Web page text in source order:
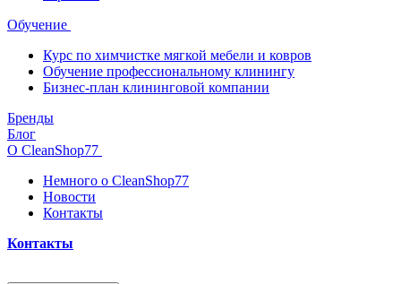
Обучение
Курс по химчистке мягкой мебели и ковров
Обучение профессиональному клинингу
Бизнес-план клининговой компании
Бренды
Блог
О CleanShop77
Немного о CleanShop77
Новости
Контакты
Контакты